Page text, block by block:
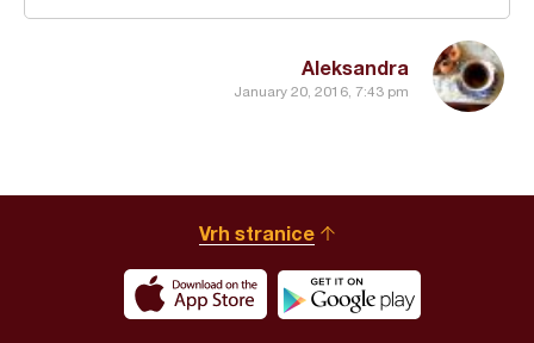
Aleksandra
January 20, 2016, 7:43 pm
Vrh stranice